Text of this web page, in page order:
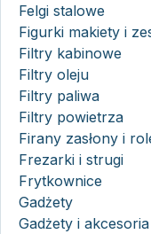
Felgi stalowe
Figurki makiety i
Filtry kabinowe
Filtry oleju
Filtry paliwa
Filtry powietrza
Firany zasłony i
Frezarki i strugi
Frytkownice
Gadżety
Gadżety i